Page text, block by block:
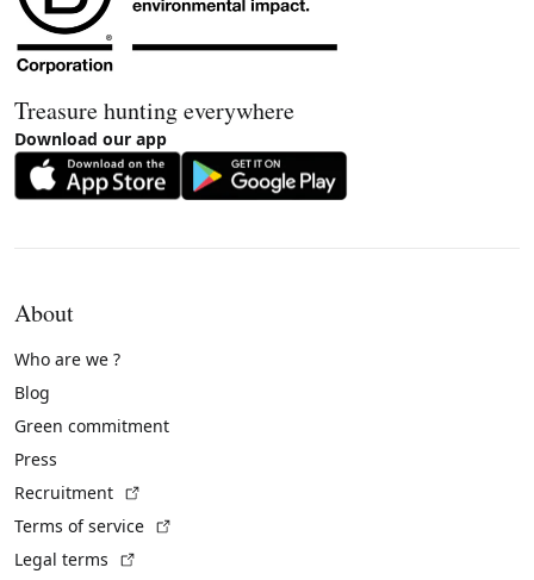
Treasure hunting everywhere
Download our app
About
Who are we ?
Blog
Green commitment
Press
Recruitment
Terms of service
Legal terms